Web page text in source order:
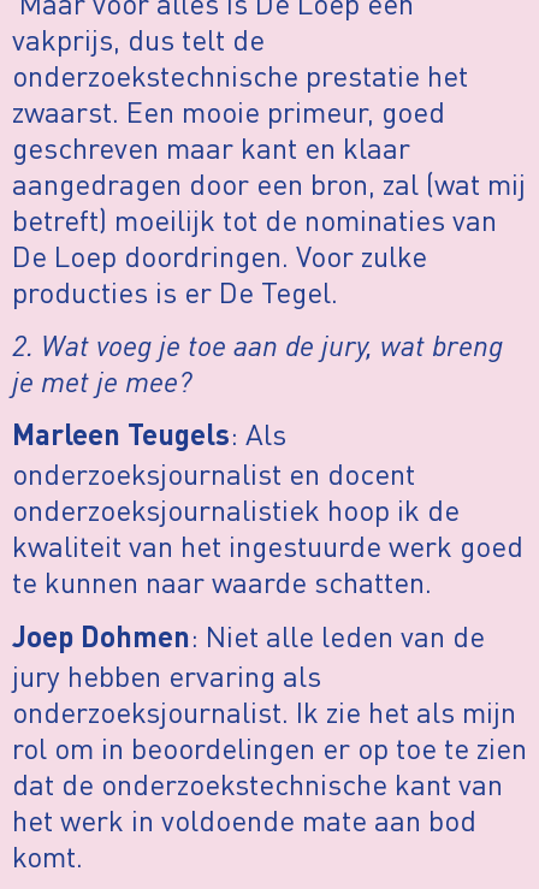
vakprijs, dus telt de
onderzoekstechnische prestatie het
zwaarst. Een mooie primeur, goed
geschreven maar kant en klaar
aangedragen door een bron, zal (wat mij
betreft) moeilijk tot de nominaties van
De Loep doordringen. Voor zulke
producties is er De Tegel.
2. Wat voeg je toe aan de jury, wat breng
je met je mee?
Marleen Teugels: Als
onderzoeksjournalist en docent
onderzoeksjournalistiek hoop ik de
kwaliteit van het ingestuurde werk goed
te kunnen naar waarde schatten.
Joep Dohmen: Niet alle leden van de
jury hebben ervaring als
onderzoeksjournalist. Ik zie het als mijn
rol om in beoordelingen er op toe te zien
dat de onderzoekstechnische kant van
het werk in voldoende mate aan bod
komt.